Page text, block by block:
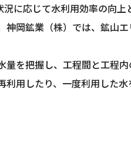
に応じて水利用効率の向
岡鉱業（株）では、鉱山
を把握し、工程間と工程
用したり、一度利用した